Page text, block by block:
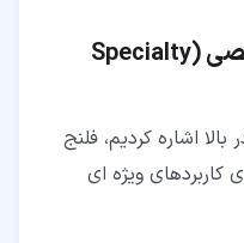
اتصالات فلنجی تخصصی (Specialty
اشاره کردیم، فلنج
کاربردهای ویژه ای